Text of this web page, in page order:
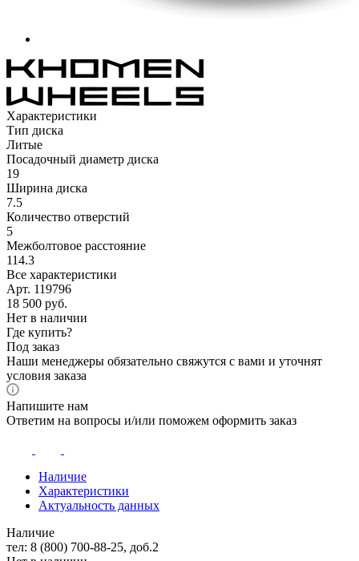
Характеристики
Тип диска
Литые
Посадочный диаметр диска
19
Ширина диска
7.5
Количество отверстий
5
Межболтовое расстояние
114.3
Все характеристики
Арт. 119796
18 500 руб.
Нет в наличии
Где купить?
Под заказ
Наши менеджеры обязательно свяжутся с вами и уточнят
условия заказа
Напишите нам
Ответим на вопросы и/или поможем оформить заказ
Наличие
Характеристики
Актуальность данных
Наличие
тел: 8 (800) 700-88-25, доб.2